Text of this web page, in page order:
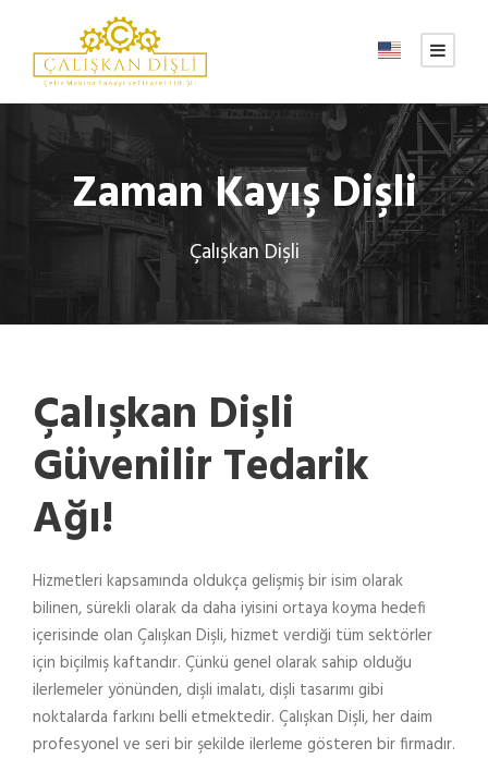
Zaman Kayış Dişli
Çalışkan Dişli
Çalışkan Dişli
Güvenilir Tedarik
Ağı!
Hizmetleri kapsamında oldukça gelişmiş bir isim olarak
bilinen, sürekli olarak da daha iyisini ortaya koyma hedefi
içerisinde olan Çalışkan Dişli, hizmet verdiği tüm sektörler
için biçilmiş kaftandır. Çünkü genel olarak sahip olduğu
ilerlemeler yönünden, dişli imalatı, dişli tasarımı gibi
noktalarda farkını belli etmektedir. Çalışkan Dişli, her daim
profesyonel ve seri bir şekilde ilerleme gösteren bir firmadır.